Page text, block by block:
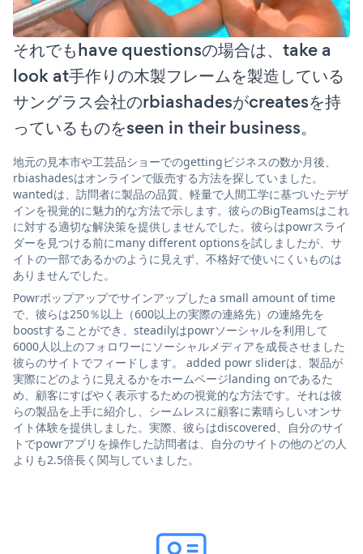
それでもhave questionsの場合は、take a
look at手作りの木製フレームを製造している
サングラス会社のrbiashadesがcreatesを持
っているものをseen in their business。
地元の見本市や工芸品ショーでのgettingビジネスの数か月後、
rbiashadesはオンラインで販売する方法を探していました。
wantedは、訪問者に製品の品質、軽量で人間工学に基づいたデザ
インを視覚的に魅力的な方法で示します。彼らのBigTeamsはこれ
に対する適切な解決策を提供しませんでした。彼らはpowrスライ
ダーを見つける前にmany different optionsを試しましたが、サ
イトの一部であるかのように見えず、不格好で使いにくいものは
ありませんでした。
Powrポップアップでサインアップしたa small amount of time
で、彼らは250％以上（600以上の実際の連絡先）の連絡先を
boostすることができ、steadilyはpowrソーシャルを利用して
6000人以上のフォロワーにソーシャルメディアを成長させました
彼らのサイトでフィードします。 added powr sliderは、製品が
実際にどのように見えるかをホームページlanding onであるた
め、顧客にすばやく表示するための視覚的な方法です。それは彼
らの製品を上手に紹介し、シームレスに顧客に素晴らしいオンサ
イト体験を提供しました。実際、彼らはdiscovered、自分のサイ
トでpowrアプリを操作した訪問者は、自分のサイトの他のどの人
よりも2.5倍長く関与していました。